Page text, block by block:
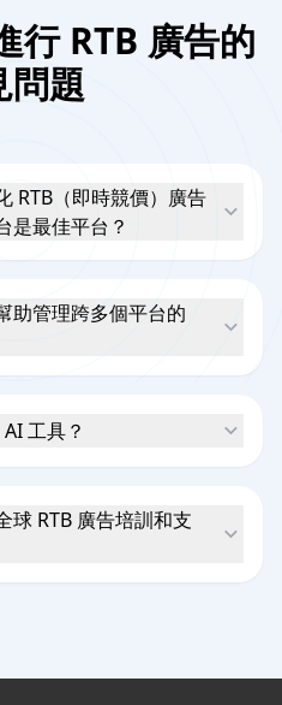
行 RTB 廣告的
問題
RTB（即時競價）廣告
是最佳平台？
助管理跨多個平台的
工具？
球 RTB 廣告培訓和支